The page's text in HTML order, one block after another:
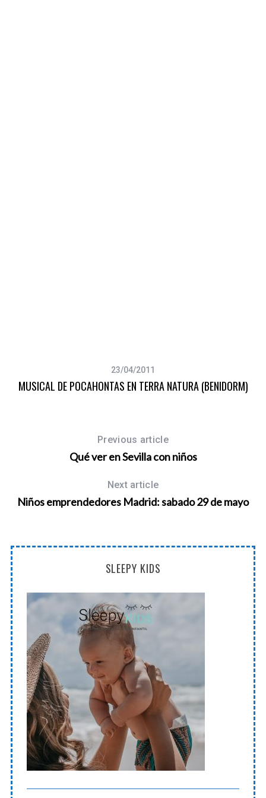
23/04/2011
MUSICAL DE POCAHONTAS EN TERRA NATURA (BENIDORM)
Previous article
Qué ver en Sevilla con niños
Next article
Niños emprendedores Madrid: sabado 29 de mayo
SLEEPY KIDS